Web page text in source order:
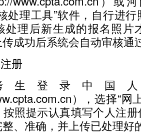
处理工具”软件，自行进
处理后新生成的报名照片
成功后系统会自动审核通
册
登录中国人
），选择“网
照提示认真填写个人注
、准确，并上传已处理好